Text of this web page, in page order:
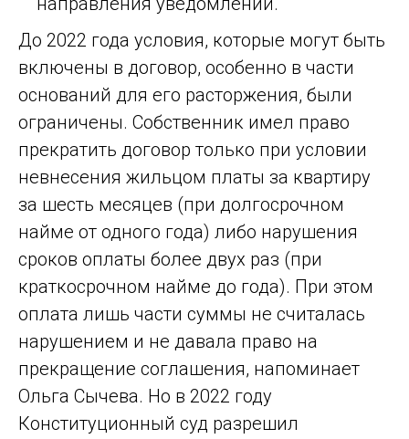
До 2022 года условия, которые могут быть
включены в договор, особенно в части
оснований для его расторжения, были
ограничены. Собственник имел право
прекратить договор только при условии
невнесения жильцом платы за квартиру
за шесть месяцев (при долгосрочном
найме от одного года) либо нарушения
сроков оплаты более двух раз (при
краткосрочном найме до года). При этом
оплата лишь части суммы не считалась
нарушением и не давала право на
прекращение соглашения, напоминает
Ольга Сычева. Но в 2022 году
Конституционный суд разрешил